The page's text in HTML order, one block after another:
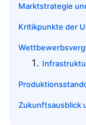
Marktstrategie
Kritikpunkte der
Zukunftsausblick